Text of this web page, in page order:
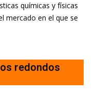
químicas y físicas
mercado en el que se
redondos